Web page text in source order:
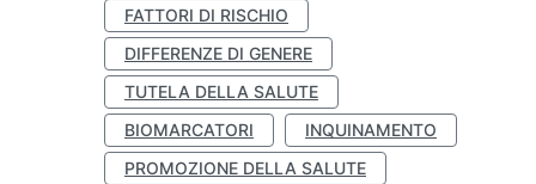
FATTORI DI RISCHIO
DIFFERENZE DI GENERE
TUTELA DELLA SALUTE
BIOMARCATORI
INQUINAMENTO
PROMOZIONE DELLA SALUTE